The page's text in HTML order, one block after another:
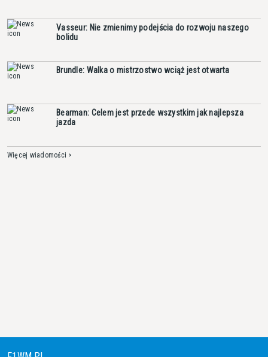
Vasseur: Nie zmienimy podejścia do rozwoju naszego
bolidu
Brundle: Walka o mistrzostwo wciąż jest otwarta
Bearman: Celem jest przede wszystkim jak najlepsza
jazda
Więcej wiadomości >